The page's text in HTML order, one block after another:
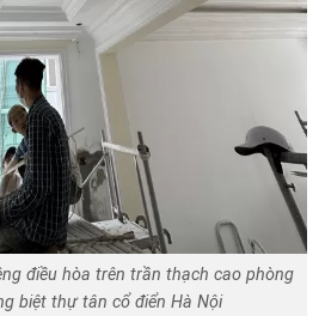
điều hòa trên trần thạch cao phòng
biệt thự tân cổ điển Hà Nội